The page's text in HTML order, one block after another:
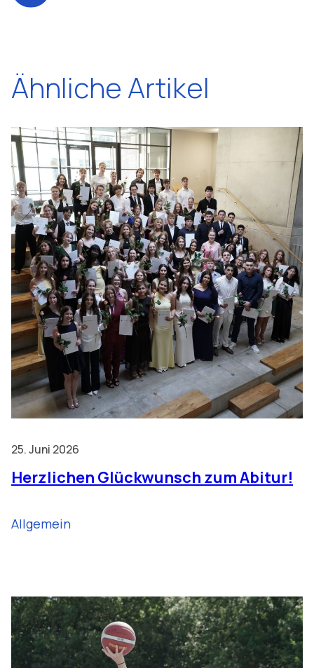
Ähnliche Artikel
25. Juni 2026
Herzlichen Glückwunsch zum Abitur!
Allgemein